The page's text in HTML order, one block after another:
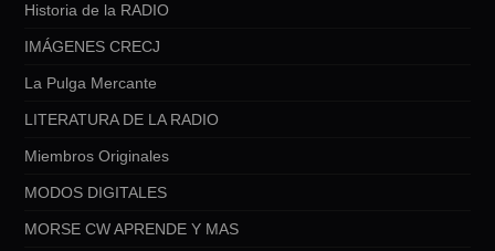
Historia de la RADIO
IMÁGENES CRECJ
La Pulga Mercante
LITERATURA DE LA RADIO
Miembros Originales
MODOS DIGITALES
MORSE CW APRENDE Y MAS